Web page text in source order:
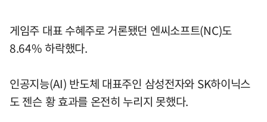
게임주 대표 수혜주로 거론됐던 엔씨소프트(NC)도
8.64% 하락했다.
인공지능(AI) 반도체 대표주인 삼성전자와 SK하이닉스
도 젠슨 황 효과를 온전히 누리지 못했다.